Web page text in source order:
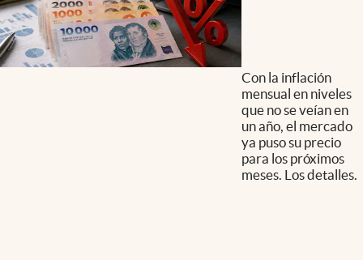
Con la inflación
mensual en niveles
que no se veían en
un año, el mercado
ya puso su precio
para los próximos
meses. Los detalles.